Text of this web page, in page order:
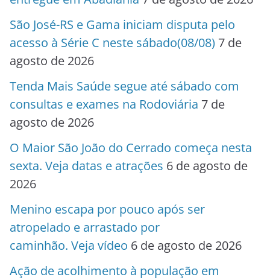
São José-RS e Gama iniciam disputa pelo
acesso à Série C neste sábado(08/08) 7 de
agosto de 2026
Tenda Mais Saúde segue até sábado com
consultas e exames na Rodoviária 7 de
agosto de 2026
O Maior São João do Cerrado começa nesta
sexta. Veja datas e atrações 6 de agosto de
2026
Menino escapa por pouco após ser
atropelado e arrastado por
caminhão. Veja vídeo 6 de agosto de 2026
Ação de acolhimento à população em